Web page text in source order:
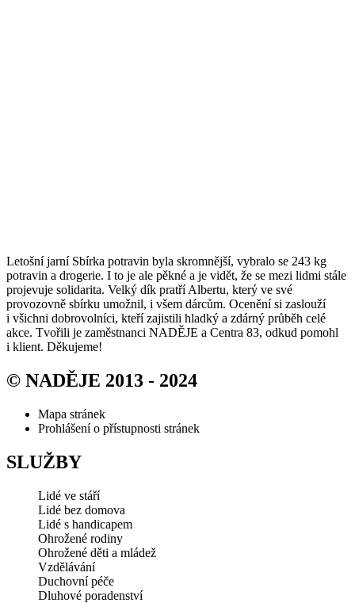
Letošní jarní Sbírka potravin byla skromnější, vybralo se 243 kg
potravin a drogerie. I to je ale pěkné a je vidět, že se mezi lidmi stále
projevuje solidarita. Velký dík pratří Albertu, který ve své
provozovně sbírku umožnil, i všem dárcům. Ocenění si zaslouží
i všichni dobrovolníci, kteří zajistili hladký a zdárný průběh celé
akce. Tvořili je zaměstnanci NADĚJE a Centra 83, odkud pomohl
i klient. Děkujeme!
© NADĚJE 2013 - 2024
Mapa stránek
Prohlášení o přístupnosti stránek
SLUŽBY
Lidé ve stáří
Lidé bez domova
Lidé s handicapem
Ohrožené rodiny
Ohrožené děti a mládež
Vzdělávání
Duchovní péče
Dluhové poradenství